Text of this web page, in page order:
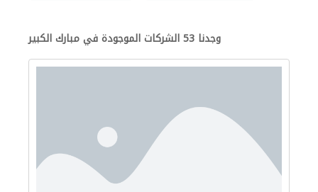
وجدنا 53 الشركات الموجودة في مبارك الكبير